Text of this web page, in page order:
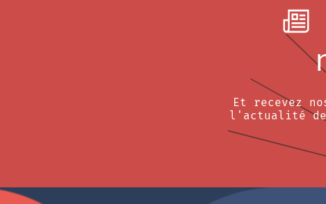
Et recevez
l'actualité